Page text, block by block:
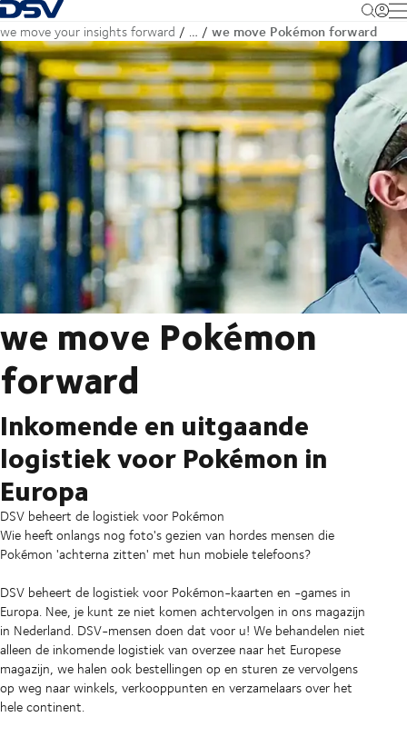
Terug naar startpagina
we move your insights forward … we move Pokémon forward
we move Pokémon
forward
Inkomende en uitgaande
logistiek voor Pokémon in
Europa
DSV beheert de logistiek voor Pokémon
Wie heeft onlangs nog foto's gezien van hordes mensen die
Pokémon 'achterna zitten' met hun mobiele telefoons?
DSV beheert de logistiek voor Pokémon-kaarten en -games in
Europa. Nee, je kunt ze niet komen achtervolgen in ons magazijn
in Nederland. DSV-mensen doen dat voor u! We behandelen niet
alleen de inkomende logistiek van overzee naar het Europese
magazijn, we halen ook bestellingen op en sturen ze vervolgens
op weg naar winkels, verkooppunten en verzamelaars over het
hele continent.